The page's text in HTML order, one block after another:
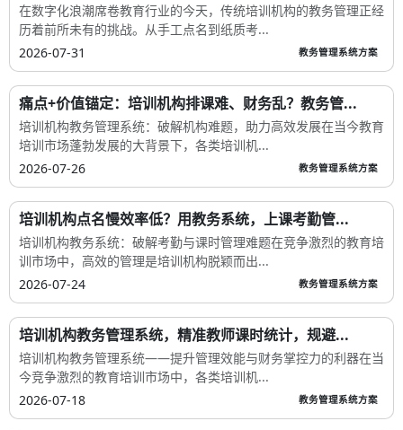
在数字化浪潮席卷教育行业的今天，传统培训机构的教务管理正经
历着前所未有的挑战。从手工点名到纸质考...
2026-07-31
教务管理系统方案
痛点+价值锚定：培训机构排课难、财务乱？教务管...
培训机构教务管理系统：破解机构难题，助力高效发展在当今教育
培训市场蓬勃发展的大背景下，各类培训机...
2026-07-26
教务管理系统方案
培训机构点名慢效率低？用教务系统，上课考勤管...
培训机构教务系统：破解考勤与课时管理难题在竞争激烈的教育培
训市场中，高效的管理是培训机构脱颖而出...
2026-07-24
教务管理系统方案
培训机构教务管理系统，精准教师课时统计，规避...
培训机构教务管理系统——提升管理效能与财务掌控力的利器在当
今竞争激烈的教育培训市场中，各类培训机...
2026-07-18
教务管理系统方案